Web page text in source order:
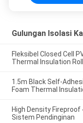
Gulungan Isolasi
Fleksibel Closed Cell
Thermal Insulation Roll
1.5m Black Self-
Foam Thermal
High Density
Sistem Pendinginan